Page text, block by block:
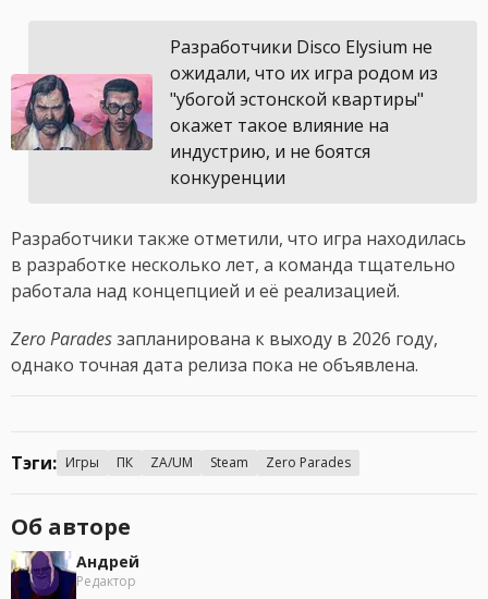
Разработчики Disco Elysium не
ожидали, что их игра родом из
"убогой эстонской квартиры"
окажет такое влияние на
индустрию, и не боятся
конкуренции
Разработчики также отметили, что игра находилась
в разработке несколько лет, а команда тщательно
работала над концепцией и её реализацией.
Zero Paradesзапланирована к выходу в 2026 году,
однако точная дата релиза пока не объявлена.
Тэги: Игры ПК ZA/UM Steam Zero Parades
Об авторе
Андрей
Редактор